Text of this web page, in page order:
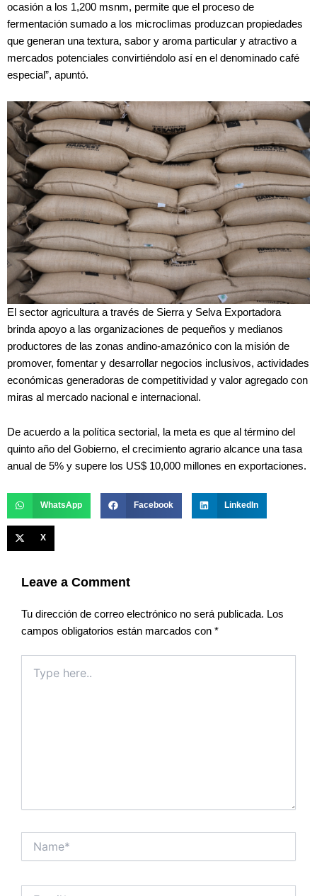
ocasión a los 1,200 msnm, permite que el proceso de
fermentación sumado a los microclimas produzcan propiedades
que generan una textura, sabor y aroma particular y atractivo a
mercados potenciales convirtiéndolo así en el denominado café
especial”, apuntó.
El sector agricultura a través de Sierra y Selva Exportadora
brinda apoyo a las organizaciones de pequeños y medianos
productores de las zonas andino-amazónico con la misión de
promover, fomentar y desarrollar negocios inclusivos, actividades
económicas generadoras de competitividad y valor agregado con
miras al mercado nacional e internacional.
De acuerdo a la política sectorial, la meta es que al término del
quinto año del Gobierno, el crecimiento agrario alcance una tasa
anual de 5% y supere los US$ 10,000 millones en exportaciones.
WhatsApp Facebook LinkedIn
X
Leave a Comment
Tu dirección de correo electrónico no será publicada. Los
campos obligatorios están marcados con *
here..